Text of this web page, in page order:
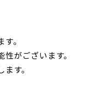
。
がございます。
す。